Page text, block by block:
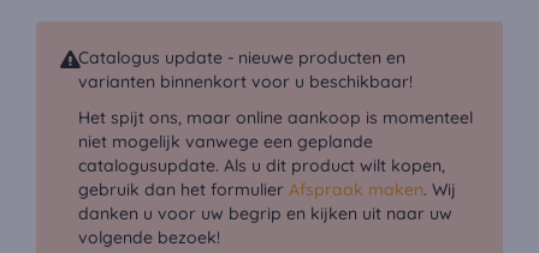
Catalogus update - nieuwe producten en
varianten binnenkort voor u beschikbaar!
Het spijt ons, maar online aankoop is momenteel
niet mogelijk vanwege een geplande
catalogusupdate. Als u dit product wilt kopen,
gebruik dan het formulier Afspraak maken. Wij
danken u voor uw begrip en kijken uit naar uw
volgende bezoek!